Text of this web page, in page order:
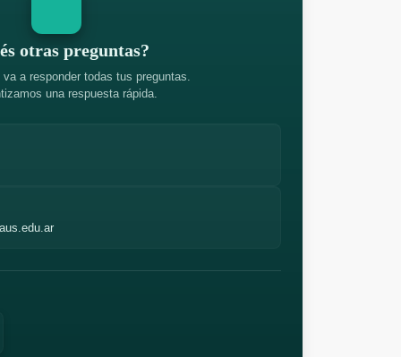
otras preguntas?
va a responder todas tus preguntas.
una respuesta rápida.